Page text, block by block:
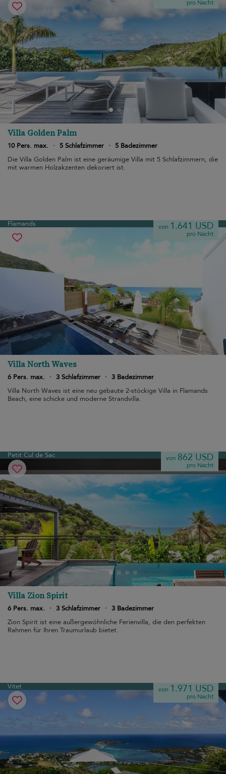
pro Nacht
Villa Golden Palm
10 Pers. max. · 5 Schlafzimmer ·
5 Badezimmer
Die Villa Golden Palm ist eine geräumige Villa mit 5 Schlafzimmern, die
mit warmen Holzakzenten dekoriert ist.
Flamands von 1.641 USD
pro Nacht
Villa North Waves
6 Pers. max. · 3 Schlafzimmer · 3 Badezimmer
Villa North Waves ist eine neu gebaute 2-stöckige Villa in Flamands
Beach, eine schicke und moderne Strandvilla.
Petit Cul de Sac von 862 USD
pro Nacht
Villa Zion Spirit
6 Pers. max. · 3 Schlafzimmer · 3 Badezimmer
Zion Spirit ist eine außergewöhnliche Ferienvilla, die den perfekten
Rahmen für Ihren Traumurlaub bietet.
Vitet von 1.971 USD
pro Nacht